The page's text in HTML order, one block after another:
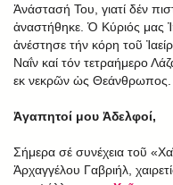
Ἀνάστασή Του, γιατί δέν
ἀναστήθηκε. Ὁ Κύριός μας
ἀνέστησε τήν κόρη τοῦ
Ναΐν καί τόν τετραήμερο
εκ νεκρῶν ὡς Θεάνθρωπος.
Ἀγαπητοί μου Ἀδελφοί,
Σήμερα σέ συνέχεια τοῦ
Ἀρχαγγέλου Γαβριήλ,